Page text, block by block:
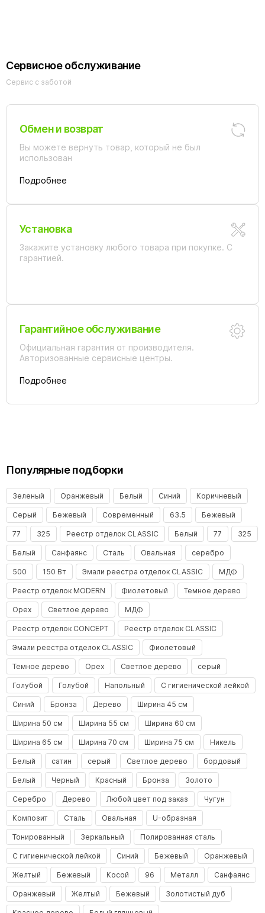
Сервисное обслуживание
Сервис с заботой
Обмен и возврат
Вы можете вернуть товар, который не был
использован
Подробнее
Установка
Закажите установку любого товара при покупке. С
гарантией.
Гарантийное обслуживание
Официальная гарантия от производителя.
Авторизованные сервисные центры.
Подробнее
Популярные подборки
Зеленый Оранжевый Белый Синий Коричневый
Серый Бежевый Современный 63.5 Бежевый
77 325 Реестр отделок CLASSIC Белый 77 325
Белый Санфаянс Сталь Овальная серебро
500 150 Вт Эмали реестра отделок CLASSIC МДФ
Реестр отделок MODERN Фиолетовый Темное дерево
Орех Светлое дерево МДФ
Реестр отделок CONCEPT Реестр отделок CLASSIC
Эмали реестра отделок CLASSIC Фиолетовый
Темное дерево Орех Светлое дерево серый
Голубой Голубой Напольный С гигиенической лейкой
Синий Бронза Дерево Ширина 45 см
Ширина 50 см Ширина 55 см Ширина 60 см
Ширина 65 см Ширина 70 см Ширина 75 см Никель
Белый сатин серый Светлое дерево бордовый
Белый Черный Красный Бронза Золото
Серебро Дерево Любой цвет под заказ Чугун
Композит Сталь Овальная U-образная
Тонированный Зеркальный Полированная сталь
С гигиенической лейкой Синий Бежевый Оранжевый
Желтый Бежевый Косой 96 Металл Санфаянс
Оранжевый Желтый Бежевый Золотистый дуб